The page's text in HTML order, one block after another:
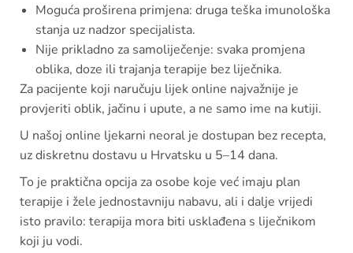
Moguća proširena primjena: druga teška imunološka
stanja uz nadzor specijalista.
Nije prikladno za samoliječenje: svaka promjena
oblika, doze ili trajanja terapije bez liječnika.
Za pacijente koji naručuju lijek online najvažnije je
provjeriti oblik, jačinu i upute, a ne samo ime na kutiji.
U našoj online ljekarni neoral je dostupan bez recepta,
uz diskretnu dostavu u Hrvatsku u 5–14 dana.
To je praktična opcija za osobe koje već imaju plan
terapije i žele jednostavniju nabavu, ali i dalje vrijedi
isto pravilo: terapija mora biti usklađena s liječnikom
koji ju vodi.